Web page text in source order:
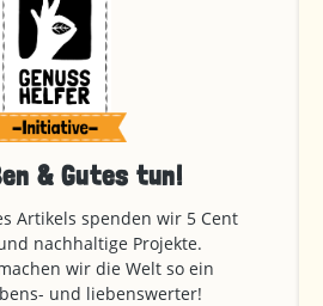
& Gutes tun!
Artikels spenden wir 5 Cent
nachhaltige Projekte.
wir die Welt so ein
und liebenswerter!